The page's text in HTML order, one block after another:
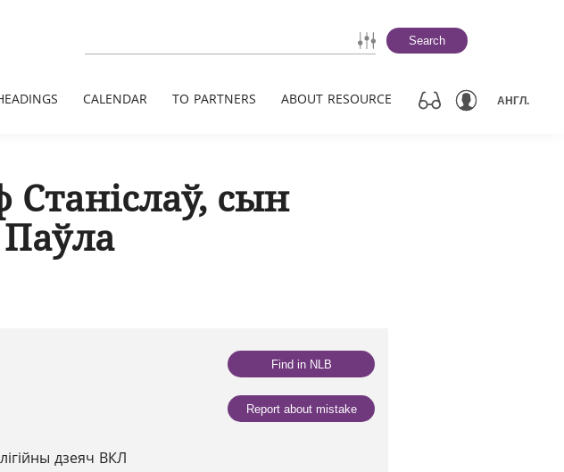
Search
CALENDAR TO PARTNERS ABOUT RESOURCE АНГЛ.
сын
дзеяч ВКЛ
Find in NLB
Report about mistake